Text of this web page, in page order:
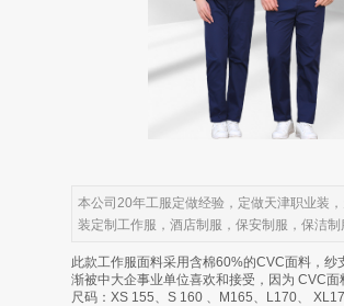
本公司20年工服定做经验，定做天津职业装
装定制工作服，酒店制服，保安制服，保洁
此款工作服面料采用含棉60%的CVC面料，
渐被中大企事业单位喜欢和接受，因为 CVC
尺码：XS 155、S 160 、M165、L170、